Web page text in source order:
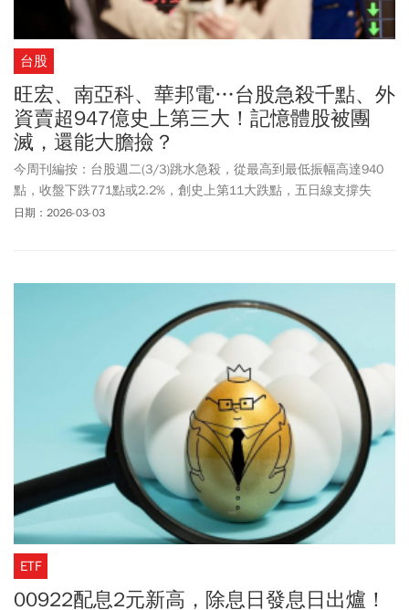
台股
旺宏、南亞科、華邦電…台股急殺千點、外
資賣超947億史上第三大！記憶體股被團
滅，還能大膽撿？
今周刊編按：台股週二(3/3)跳水急殺，從最高到最低振幅高達940
點，收盤下跌771點或2.2%，創史上第11大跌點，五日線支撐失
守、成交量1.05兆元創次高紀錄。台股會急跌，主要是因為中東戰
資提款機，台積電(2330)、聯發科(2454)、鴻海(2317)、台達電
(2308)、廣達(2382)承壓，記憶體成殺盤重心，包括旺宏(2337)、南
亞科(2408)、華邦電(2344)全鎖跌停。值得注意的是，記憶體集體團
滅淪殺戮戰場，市場解讀為漲多後的獲利了結與籌碼鬆動。
日期：2026-03-03
ETF
00922配息2元新高，除息日發息日出爐！